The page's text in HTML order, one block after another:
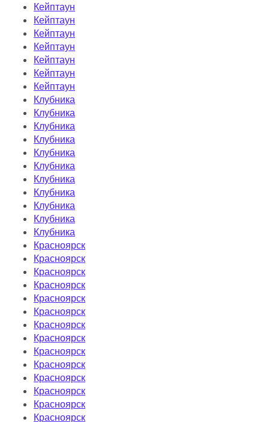
Кейптаун
Кейптаун
Кейптаун
Кейптаун
Кейптаун
Кейптаун
Кейптаун
Клубника
Клубника
Клубника
Клубника
Клубника
Клубника
Клубника
Клубника
Клубника
Клубника
Клубника
Красноярск
Красноярск
Красноярск
Красноярск
Красноярск
Красноярск
Красноярск
Красноярск
Красноярск
Красноярск
Красноярск
Красноярск
Красноярск
Красноярск